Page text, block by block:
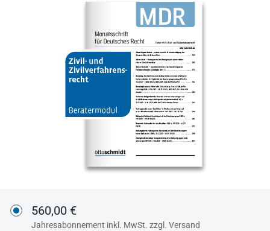
560,00 €
Jahresabonnement inkl. MwSt. zzgl. Versand